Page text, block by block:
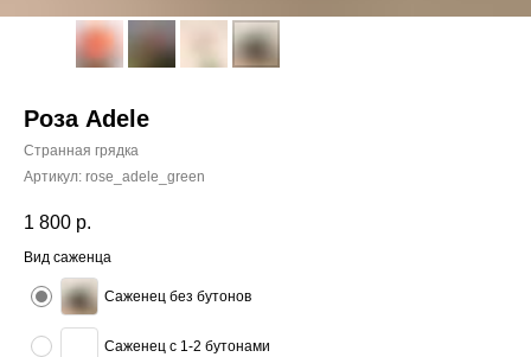
Роза Adele
Странная грядка
Артикул: rose_adele_green
1 800 р.
Вид саженца
Саженец без бутонов
Саженец с 1-2 бутонами